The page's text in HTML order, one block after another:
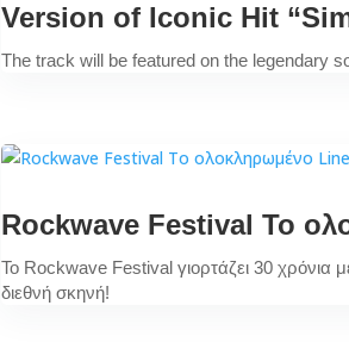
Version of Iconic Hit
The track will be featured on the legendary
Rockwave Festival Το
Το Rockwave Festival γιορτάζει 30
διεθνή σκηνή!